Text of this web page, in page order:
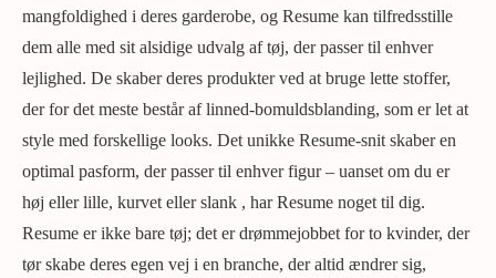
mangfoldighed i deres garderobe, og Resume kan tilfredsstille
dem alle med sit alsidige udvalg af tøj, der passer til enhver
lejlighed. De skaber deres produkter ved at bruge lette stoffer,
der for det meste består af linned-bomuldsblanding, som er let at
style med forskellige looks. Det unikke Resume-snit skaber en
optimal pasform, der passer til enhver figur – uanset om du er
høj eller lille, kurvet eller slank , har Resume noget til dig.
Resume er ikke bare tøj; det er drømmejobbet for to kvinder, der
tør skabe deres egen vej i en branche, der altid ændrer sig,